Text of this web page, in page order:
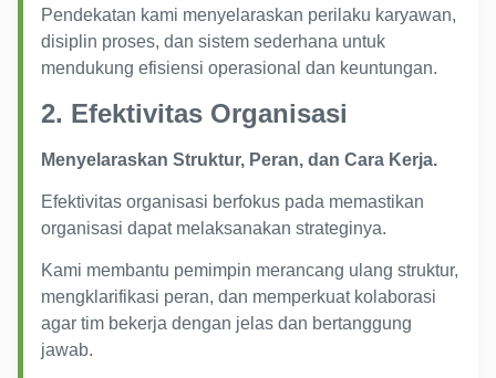
Pendekatan kami menyelaraskan perilaku karyawan,
disiplin proses, dan sistem sederhana untuk
mendukung efisiensi operasional dan keuntungan.
2. Efektivitas Organisasi
Menyelaraskan Struktur, Peran, dan Cara Kerja.
Efektivitas organisasi berfokus pada memastikan
organisasi dapat melaksanakan strateginya.
Kami membantu pemimpin merancang ulang struktur,
mengklarifikasi peran, dan memperkuat kolaborasi
agar tim bekerja dengan jelas dan bertanggung
jawab.